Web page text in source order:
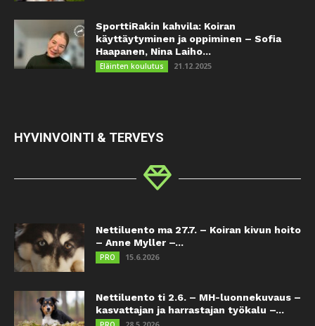
SporttiRakin kahvila: Koiran
käyttäytyminen ja oppiminen – Sofia
Haapanen, Nina Laiho...
Eläinten koulutus 21.12.2025
HYVINVOINTI & TERVEYS
Nettiluento ma 27.7. – Koiran kivun hoito
– Anne Myller –...
PRO 15.6.2026
Nettiluento ti 2.6. – MH-luonnekuvaus –
kasvattajan ja harrastajan työkalu –...